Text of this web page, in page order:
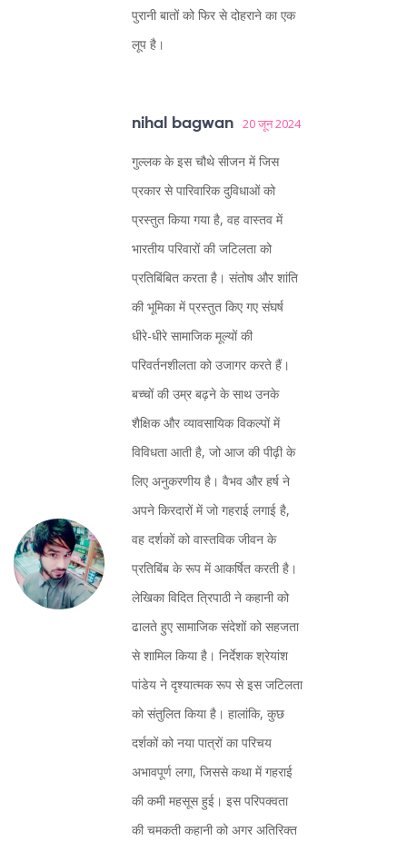
पुरानी बातों को फिर से दोहराने का एक
लूप है।
nihal bagwan 20 जून 2024
गुल्लक के इस चौथे सीजन में जिस
प्रकार से पारिवारिक दुविधाओं को
प्रस्तुत किया गया है, वह वास्तव में
भारतीय परिवारों की जटिलता को
प्रतिबिंबित करता है। संतोष और शांति
की भूमिका में प्रस्तुत किए गए संघर्ष
धीरे-धीरे सामाजिक मूल्यों की
परिवर्तनशीलता को उजागर करते हैं।
बच्चों की उम्र बढ़ने के साथ उनके
शैक्षिक और व्यावसायिक विकल्पों में
विविधता आती है, जो आज की पीढ़ी के
लिए अनुकरणीय है। वैभव और हर्ष ने
अपने किरदारों में जो गहराई लगाई है,
वह दर्शकों को वास्तविक जीवन के
प्रतिबिंब के रूप में आकर्षित करती है।
लेखिका विदित त्रिपाठी ने कहानी को
ढालते हुए सामाजिक संदेशों को सहजता
से शामिल किया है। निर्देशक श्रेयांश
पांडेय ने दृश्यात्मक रूप से इस जटिलता
को संतुलित किया है। हालांकि, कुछ
दर्शकों को नया पात्रों का परिचय
अभावपूर्ण लगा, जिससे कथा में गहराई
की कमी महसूस हुई। इस परिपक्वता
की चमकती कहानी को अगर अतिरिक्त